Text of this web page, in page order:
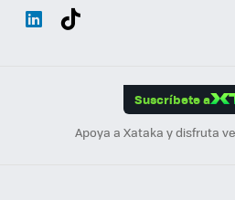
Suscríbete a
Apoya a Xataka y disfruta